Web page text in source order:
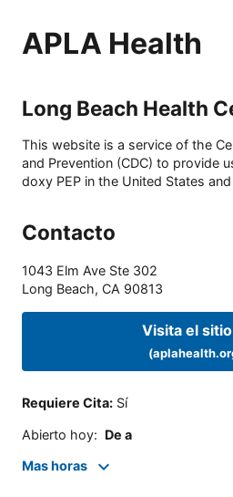
APLA Health
Long Beach Health
This website is a service of the
and Prevention (CDC) to provide
doxy PEP in the United States
Contacto
1043 Elm Ave Ste 302
Long Beach, CA 90813
Visita el
Requiere Cita: Sí
Abierto hoy: De a
Mas horas